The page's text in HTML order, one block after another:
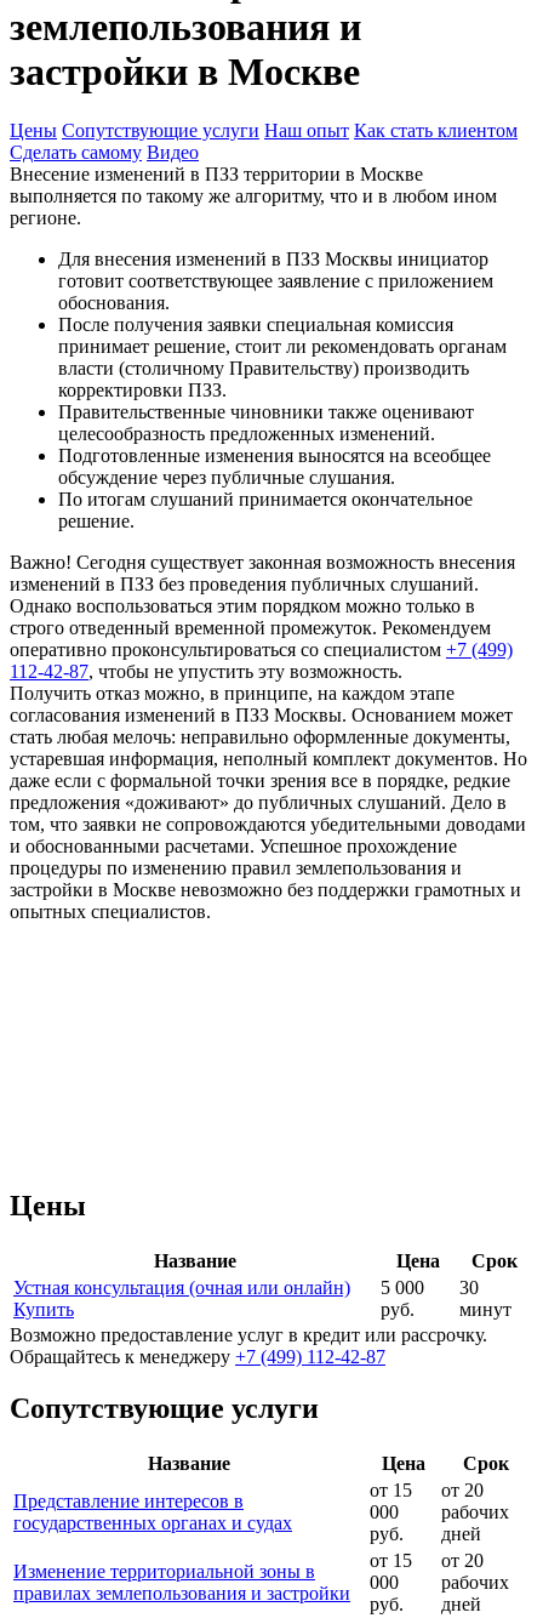
землепользования и
застройки в Москве
Цены Сопутствующие услуги Наш опыт Как стать клиентом
Сделать самому Видео
Внесение изменений в ПЗЗ территории в Москве
выполняется по такому же алгоритму, что и в любом ином
регионе.
Для внесения изменений в ПЗЗ Москвы инициатор
готовит соответствующее заявление с приложением
обоснования.
После получения заявки специальная комиссия
принимает решение, стоит ли рекомендовать органам
власти (столичному Правительству) производить
корректировки ПЗЗ.
Правительственные чиновники также оценивают
целесообразность предложенных изменений.
Подготовленные изменения выносятся на всеобщее
обсуждение через публичные слушания.
По итогам слушаний принимается окончательное
решение.
Важно! Сегодня существует законная возможность внесения
изменений в ПЗЗ без проведения публичных слушаний.
Однако воспользоваться этим порядком можно только в
строго отведенный временной промежуток. Рекомендуем
оперативно проконсультироваться со специалистом +7 (499)
112-42-87, чтобы не упустить эту возможность.
Получить отказ можно, в принципе, на каждом этапе
согласования изменений в ПЗЗ Москвы. Основанием может
стать любая мелочь: неправильно оформленные документы,
устаревшая информация, неполный комплект документов. Но
даже если с формальной точки зрения все в порядке, редкие
предложения «доживают» до публичных слушаний. Дело в
том, что заявки не сопровождаются убедительными доводами
и обоснованными расчетами. Успешное прохождение
процедуры по изменению правил землепользования и
застройки в Москве невозможно без поддержки грамотных и
опытных специалистов.
Цены
Название Цена
Срок
Устная консультация (очная или онлайн)
Купить
5 000
руб.
30
минут
Возможно предоставление услуг в кредит или рассрочку.
Обращайтесь к менеджеру +7 (499) 112-42-87
Сопутствующие услуги
Название Цена
Срок
Представление интересов в
государственных органах и судах
от 15
000
руб.
от 20
рабочих
дней
Изменение территориальной зоны в
правилах землепользования и застройки
от 15
000
руб.
от 20
рабочих
дней